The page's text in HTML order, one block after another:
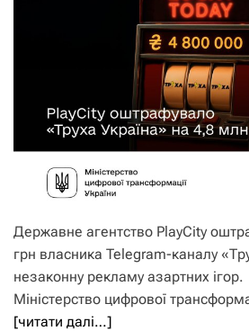
Державне агентство PlayCity
грн власника Telegram-каналу
незаконну рекламу азартних
Міністерство цифрової
[читати далі…]